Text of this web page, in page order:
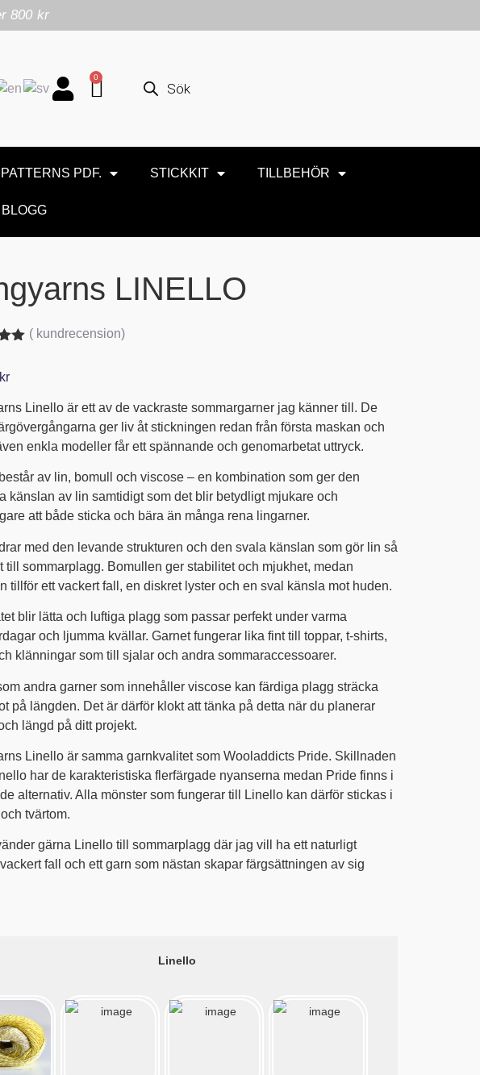
800 kr
0
PDF. STICKKIT TILLBEHÖR
BLOGG
LINELLO
( kundrecension)
kr
Linello är ett av de vackraste sommargarner jag känner till. De
ger liv åt stickningen redan från första maskan och
enkla modeller får ett spännande och genomarbetat uttryck.
av lin, bomull och viscose – en kombination som ger den
känslan av lin samtidigt som det blir betydligt mjukare och
att både sticka och bära än många rena lingarner.
med den levande strukturen och den svala känslan som gör lin så
till sommarplagg. Bomullen ger stabilitet och mjukhet, medan
tillför ett vackert fall, en diskret lyster och en sval känsla mot huden.
blir lätta och luftiga plagg som passar perfekt under varma
och ljumma kvällar. Garnet fungerar lika fint till toppar, t-shirts,
klänningar som till sjalar och andra sommaraccessoarer.
andra garner som innehåller viscose kan färdiga plagg sträcka
på längden. Det är därför klokt att tänka på detta när du planerar
längd på ditt projekt.
Linello är samma garnkvalitet som Wooladdicts Pride. Skillnaden
har de karakteristiska flerfärgade nyanserna medan Pride finns i
alternativ. Alla mönster som fungerar till Linello kan därför stickas i
tvärtom.
gärna Linello till sommarplagg där jag vill ha ett naturligt
fall och ett garn som nästan skapar färgsättningen av sig
Linello